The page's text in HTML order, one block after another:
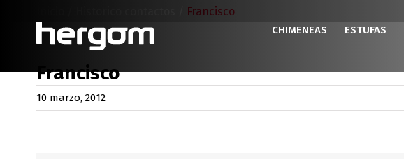
contenido
CHIMENEAS ESTUFAS
Francisco
Francisco
10 marzo, 2012